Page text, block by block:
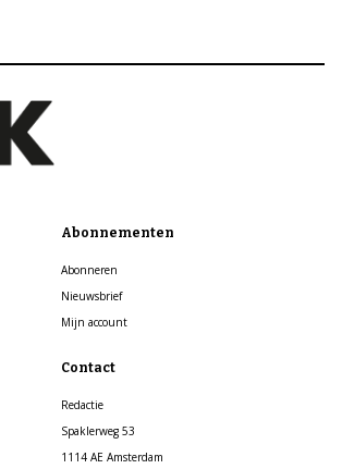
Abonnementen
Abonneren
Nieuwsbrief
Mijn account
Contact
Redactie
Spaklerweg 53
1114 AE Amsterdam